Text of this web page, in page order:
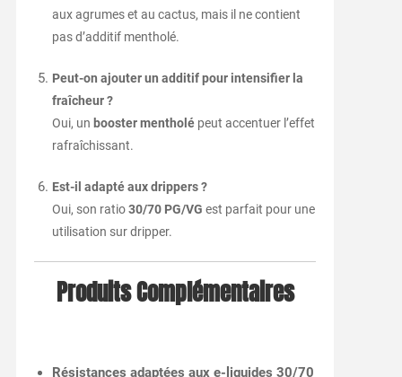
aux agrumes et au cactus, mais il ne contient
pas d’additif mentholé.
Peut-on ajouter un additif pour intensifier la
fraîcheur ?
Oui, un booster mentholépeut accentuer l’effet
rafraîchissant.
Est-il adapté aux drippers ?
Oui, son ratio30/70 PG/VG est parfait pour une
utilisation sur dripper.
Produits Complémentaires
Résistances adaptées aux e-liquides 30/70